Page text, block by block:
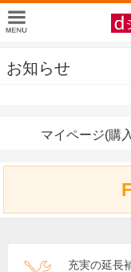
お知らせ
マイページ(購
充実の延長